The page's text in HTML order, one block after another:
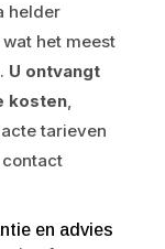
helder
het meest
U ontvangt
kosten,
tarieven
en advies